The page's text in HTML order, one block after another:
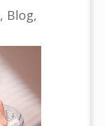
, Blog,